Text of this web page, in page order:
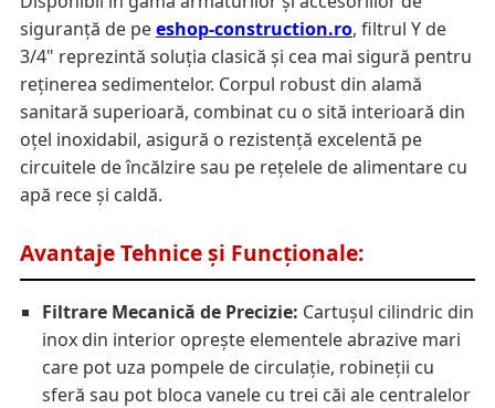
siguranță de peeshop-construction.ro, filtrul Y de
3/4" reprezintă soluția clasică și cea mai sigură pentru
reținerea sedimentelor. Corpul robust din alamă
sanitară superioară, combinat cu o sită interioară din
oțel inoxidabil, asigură o rezistență excelentă pe
circuitele de încălzire sau pe rețelele de alimentare cu
apă rece și caldă.
Avantaje Tehnice și Funcționale:
Filtrare Mecanică de Precizie: Cartușul cilindric din
inox din interior oprește elementele abrazive mari
care pot uza pompele de circulație, robineții cu
sferă sau pot bloca vanele cu trei căi ale centralelor